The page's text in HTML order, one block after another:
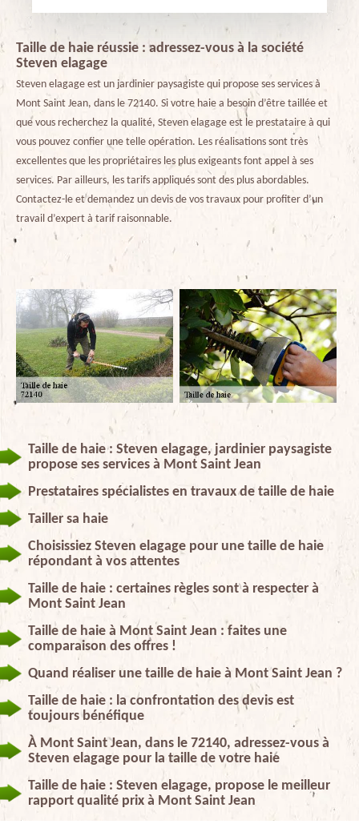
Taille de haie réussie : adressez-vous à la société
Steven elagage
Steven elagage est un jardinier paysagiste qui propose ses services à
Mont Saint Jean, dans le 72140. Si votre haie a besoin d’être taillée et
que vous recherchez la qualité, Steven elagage est le prestataire à qui
vous pouvez confier une telle opération. Les réalisations sont très
excellentes que les propriétaires les plus exigeants font appel à ses
services. Par ailleurs, les tarifs appliqués sont des plus abordables.
Contactez-le et demandez un devis de vos travaux pour profiter d’un
travail d’expert à tarif raisonnable.
Taille de haie : Steven elagage, jardinier paysagiste
propose ses services à Mont Saint Jean
Prestataires spécialistes en travaux de taille de haie
Tailler sa haie
Choisissiez Steven elagage pour une taille de haie
répondant à vos attentes
Taille de haie : certaines règles sont à respecter à
Mont Saint Jean
Taille de haie à Mont Saint Jean : faites une
comparaison des offres !
Quand réaliser une taille de haie à Mont Saint Jean ?
Taille de haie : la confrontation des devis est
toujours bénéfique
À Mont Saint Jean, dans le 72140, adressez-vous à
Steven elagage pour la taille de votre haie
Taille de haie : Steven elagage, propose le meilleur
rapport qualité prix à Mont Saint Jean